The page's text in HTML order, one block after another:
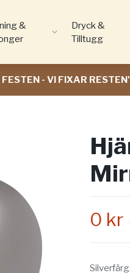
&
Dryck &
Tilltugg
- VI FIXAR
0 kr